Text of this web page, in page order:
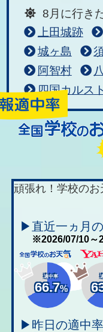
8月に行き
上田城跡
城ヶ島
阿智村
四国カルスト
頑張れ！学校のお
▶直近一ヵ月
※2026/07/10～
適中率
66.7%
▶昨日の適中